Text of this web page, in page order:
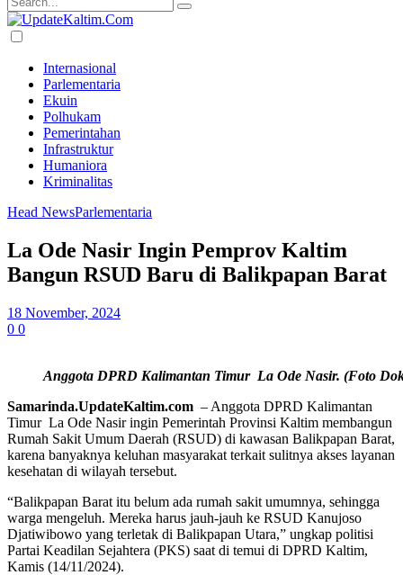
Internasional
Parlementaria
Ekuin
Polhukam
Pemerintahan
Infrastruktur
Humaniora
Kriminalitas
Head NewsParlementaria
La Ode Nasir Ingin Pemprov Kaltim
Bangun RSUD Baru di Balikpapan Barat
18 November, 2024
0 0
Anggota DPRD Kalimantan Timur La Ode Nasir. (Foto
Samarinda.UpdateKaltim.com – Anggota DPRD Kalimantan
Timur La Ode Nasir ingin Pemerintah Provinsi Kaltim membangun
Rumah Sakit Umum Daerah (RSUD) di kawasan Balikpapan Barat,
karena banyaknya keluhan masyarakat terkait sulitnya akses layanan
kesehatan di wilayah tersebut.
“Balikpapan Barat itu belum ada rumah sakit umumnya, sehingga
warga mengeluh. Mereka harus jauh-jauh ke RSUD Kanujoso
Djatiwibowo yang terletak di Balikpapan Utara,” ungkap politisi
Partai Keadilan Sejahtera (PKS) saat di temui di DPRD Kaltim,
Kamis (14/11/2024).